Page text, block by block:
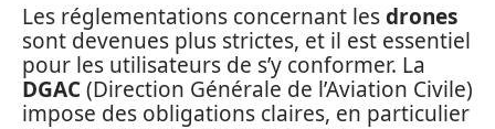
Les réglementations concernant lesdrones
sont devenues plus strictes, et il est essentiel
pour les utilisateurs de s’y conformer. La
DGAC(Direction Générale de l’Aviation Civile)
impose des obligations claires, en particulier